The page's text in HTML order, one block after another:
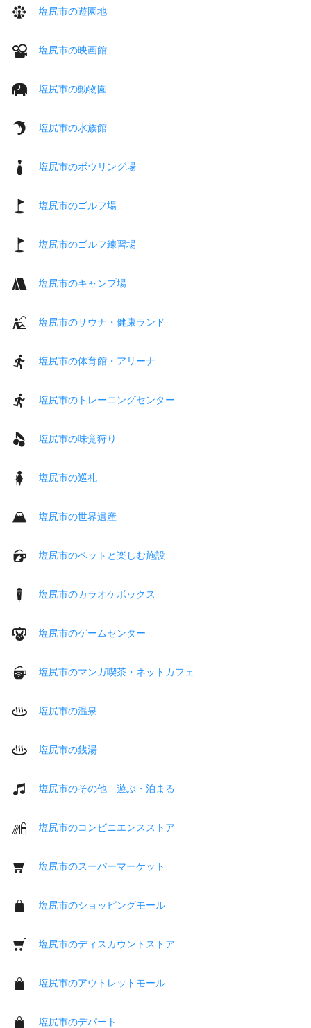
塩尻市の遊園地
塩尻市の映画館
塩尻市の動物園
塩尻市の水族館
塩尻市のボウリング場
塩尻市のゴルフ場
塩尻市のゴルフ練習場
塩尻市のキャンプ場
塩尻市のサウナ・健康ランド
塩尻市の体育館・アリーナ
塩尻市のトレーニングセンター
塩尻市の味覚狩り
塩尻市の巡礼
塩尻市の世界遺産
塩尻市のペットと楽しむ施設
塩尻市のカラオケボックス
塩尻市のゲームセンター
塩尻市のマンガ喫茶・ネットカフェ
塩尻市の温泉
塩尻市の銭湯
塩尻市のその他 遊ぶ・泊まる
塩尻市のコンビニエンスストア
塩尻市のスーパーマーケット
塩尻市のショッピングモール
塩尻市のディスカウントストア
塩尻市のアウトレットモール
塩尻市のデパート